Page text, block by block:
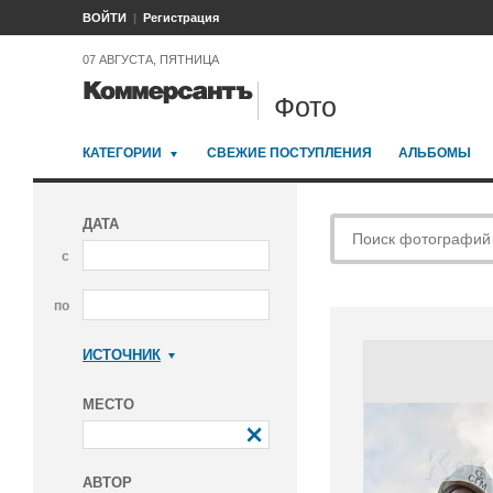
ВОЙТИ Регистрация
07 АВГУСТА, ПЯТНИЦА
Фото
КАТЕГОРИИ СВЕЖИЕ ПОСТУПЛЕНИЯ АЛЬБОМЫ
ДАТА
с
по
ИСТОЧНИК
МЕСТО
АВТОР